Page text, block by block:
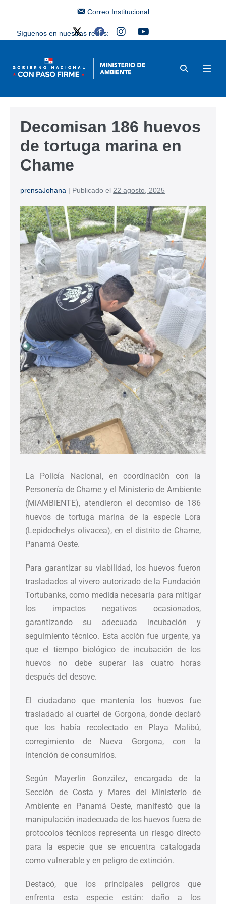
Correo Institucional
Síguenos en nuestras redes:
Decomisan 186 huevos
de tortuga marina en
Chame
prensaJohana | Publicado el 22 agosto, 2025
La Policía Nacional, en coordinación con la
Personería de Chame y el Ministerio de Ambiente
(MiAMBIENTE), atendieron el decomiso de 186
huevos de tortuga marina de la especie Lora
(Lepidochelys olivacea), en el distrito de Chame,
Panamá Oeste.
Para garantizar su viabilidad, los huevos fueron
trasladados al vivero autorizado de la Fundación
Tortubanks, como medida necesaria para mitigar
los impactos negativos ocasionados,
garantizando su adecuada incubación y
seguimiento técnico. Esta acción fue urgente, ya
que el tiempo biológico de incubación de los
huevos no debe superar las cuatro horas
después del desove.
El ciudadano que mantenía los huevos fue
trasladado al cuartel de Gorgona, donde declaró
que los había recolectado en Playa Malibú,
corregimiento de Nueva Gorgona, con la
intención de consumirlos.
Según Mayerlin González, encargada de la
Sección de Costa y Mares del Ministerio de
Ambiente en Panamá Oeste, manifestó que la
manipulación inadecuada de los huevos fuera de
protocolos técnicos representa un riesgo directo
para la especie que se encuentra catalogada
como vulnerable y en peligro de extinción.
Destacó, que los principales peligros que
enfrenta esta especie están: daño a los